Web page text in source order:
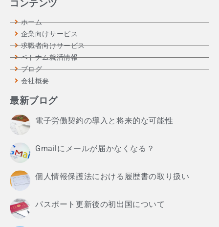
コンテンツ
ホーム
企業向けサービス
求職者向けサービス
ベトナム就活情報
ブログ
会社概要
最新ブログ
電子労働契約の導入と将来的な可能性
Gmailにメールが届かなくなる？
個人情報保護法における履歴書の取り扱い
パスポート更新後の初出国について